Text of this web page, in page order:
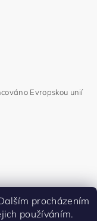
Evropskou unií
procházením
používáním.